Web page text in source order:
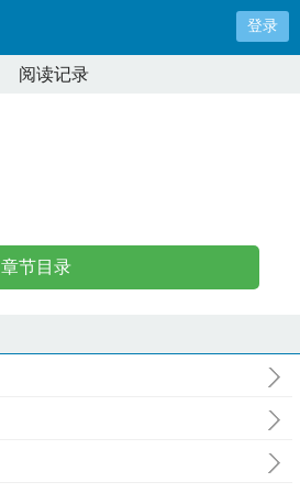
登录
阅读记录
章节目录